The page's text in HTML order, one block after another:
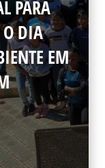
PARA
O DIA
EM